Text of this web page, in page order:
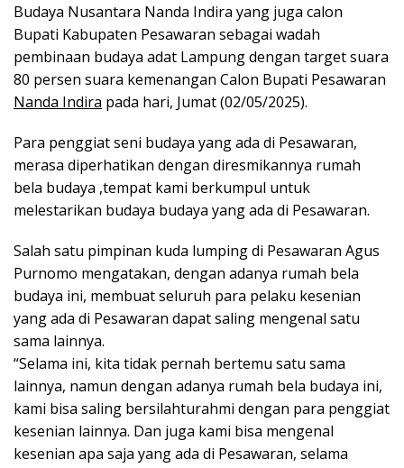
Budaya Nusantara Nanda Indira yang juga calon
Bupati Kabupaten Pesawaran sebagai wadah
pembinaan budaya adat Lampung dengan target suara
80 persen suara kemenangan Calon Bupati Pesawaran
Nanda Indira pada hari, Jumat (02/05/2025).
Para penggiat seni budaya yang ada di Pesawaran,
merasa diperhatikan dengan diresmikannya rumah
bela budaya ,tempat kami berkumpul untuk
melestarikan budaya budaya yang ada di Pesawaran.
Salah satu pimpinan kuda lumping di Pesawaran Agus
Purnomo mengatakan, dengan adanya rumah bela
budaya ini, membuat seluruh para pelaku kesenian
yang ada di Pesawaran dapat saling mengenal satu
sama lainnya.
“Selama ini, kita tidak pernah bertemu satu sama
lainnya, namun dengan adanya rumah bela budaya ini,
kami bisa saling bersilahturahmi dengan para penggiat
kesenian lainnya. Dan juga kami bisa mengenal
kesenian apa saja yang ada di Pesawaran, selama